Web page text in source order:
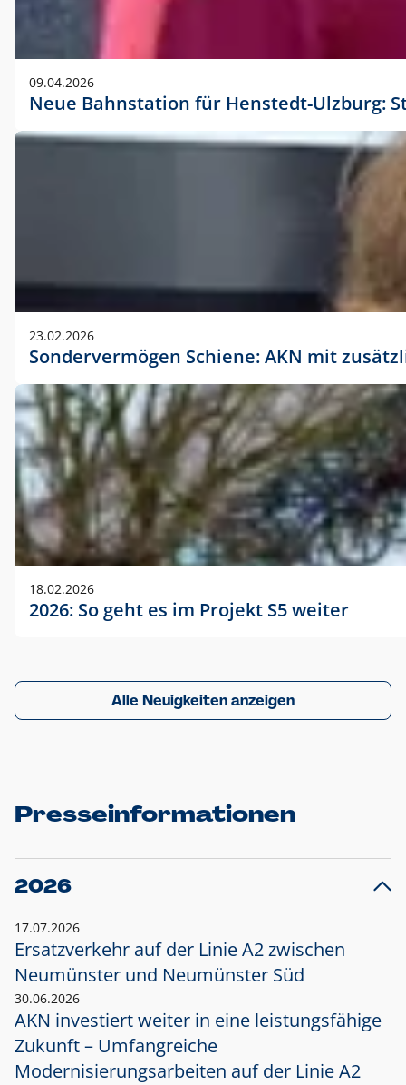
09.04.2026
Neue Bahnstation für Henstedt-Ulzburg:
23.02.2026
Sondervermögen Schiene: AKN mit
18.02.2026
2026: So geht es im Projekt S5 weiter
Alle Neuigkeiten anzeigen
Presseinformationen
2026
17.07.2026
Ersatzverkehr auf der Linie A2 zwischen
Neumünster und Neumünster Süd
30.06.2026
AKN investiert weiter in eine leistungsfähige
Zukunft – Umfangreiche
Modernisierungsarbeiten auf der Linie A2